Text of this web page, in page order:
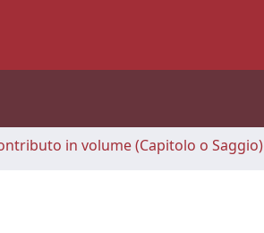
in volume (Capitolo o Saggio)